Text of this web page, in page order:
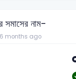
সমাসের নাম-
months ago